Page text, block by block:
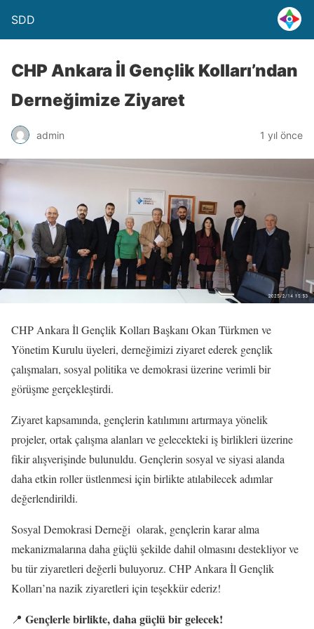
SDD
CHP Ankara İl Gençlik Kolları’ndan
Derneğimize Ziyaret
admin 1 yıl önce
CHP Ankara İl Gençlik Kolları Başkanı Okan Türkmen ve
Yönetim Kurulu üyeleri, derneğimizi ziyaret ederek gençlik
çalışmaları, sosyal politika ve demokrasi üzerine verimli bir
görüşme gerçekleştirdi.
Ziyaret kapsamında, gençlerin katılımını artırmaya yönelik
projeler, ortak çalışma alanları ve gelecekteki iş birlikleri üzerine
fikir alışverişinde bulunuldu. Gençlerin sosyal ve siyasi alanda
daha etkin roller üstlenmesi için birlikte atılabilecek adımlar
değerlendirildi.
Sosyal Demokrasi Derneği olarak, gençlerin karar alma
mekanizmalarına daha güçlü şekilde dahil olmasını destekliyor ve
bu tür ziyaretleri değerli buluyoruz. CHP Ankara İl Gençlik
Kolları’na nazik ziyaretleri için teşekkür ederiz!
📍 Gençlerle birlikte, daha güçlü bir gelecek!